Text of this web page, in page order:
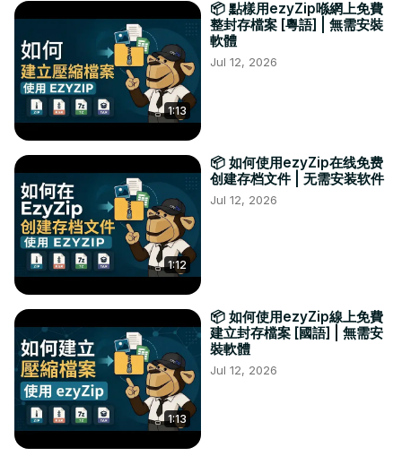
1:13
📦 點樣用ezyZip喺網上免費
整封存檔案 [粵語] | 無需安裝
軟體
Jul 12, 2026
1:12
📦 如何使用ezyZip在线免费
创建存档文件 | 无需安装软件
Jul 12, 2026
1:13
📦 如何使用ezyZip線上免費
建立封存檔案 [國語] | 無需安
裝軟體
Jul 12, 2026